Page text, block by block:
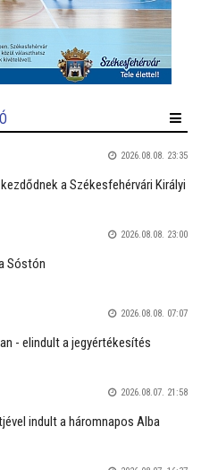
2026.08.08. 23:35
a Székesfehérvári Királyi
2026.08.08. 23:00
Sóstón
2026.08.08. 07:07
- elindult a jegyértékesítés
2026.08.07. 21:58
indult a háromnapos Alba